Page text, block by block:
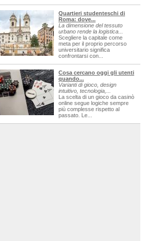
Quartieri studenteschi di
Roma: dove...
La dimensione del tessuto
urbano rende la logistica...
Scegliere la capitale come
meta per il proprio percorso
universitario significa
confrontarsi con...
Cosa cercano oggi gli utenti
quando...
Varianti di gioco, design
intuitivo, tecnologia,...
La scelta di un gioco da casinò
online segue logiche sempre
più complesse rispetto al
passato. Le...